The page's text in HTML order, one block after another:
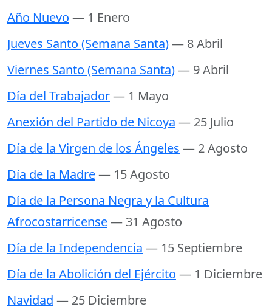
Año Nuevo — 1 Enero
Jueves Santo (Semana Santa)— 8 Abril
Viernes Santo (Semana Santa)— 9 Abril
Día del Trabajador— 1 Mayo
Anexión del Partido de Nicoya — 25 Julio
Día de la Virgen de los Ángeles — 2 Agosto
Día de la Madre— 15 Agosto
Día de la Persona Negra y la Cultura
Afrocostarricense— 31 Agosto
Día de la Independencia — 15 Septiembre
Día de la Abolición del Ejército — 1 Diciembre
Navidad — 25 Diciembre